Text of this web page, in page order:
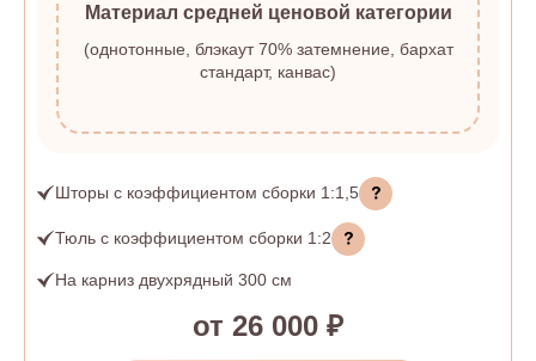
Материал средней ценовой категории
(однотонные, блэкаут 70% затемнение, бархат
стандарт, канвас)
Шторы с коэффициентом сборки 1:1,5
Тюль с коэффициентом сборки 1:2
На карниз двухрядный 300 см
от 26 000 ₽